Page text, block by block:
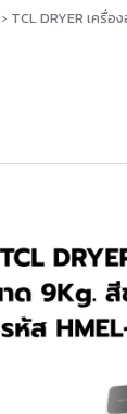
› TCL DRYER เครื่